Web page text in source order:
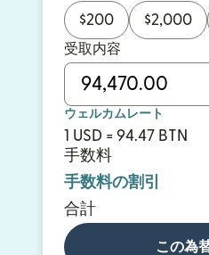
$200 $2,000
受取内容
ウェルカムレート
1 USD = 94.47 BTN
手数料
手数料の割引
合計
この為